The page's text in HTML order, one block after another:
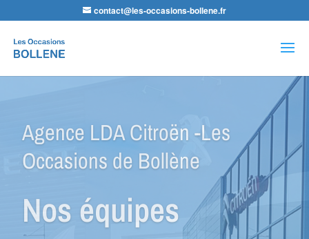
contact@les-occasions-bollene.fr
de
produits
Agence GPP Peugeot -Les
Occasions de Bollène